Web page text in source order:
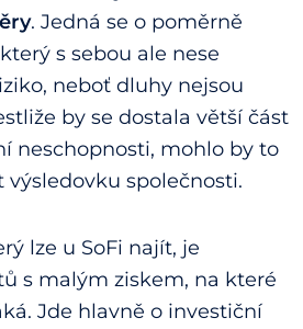
. Jedná se o poměrně
s sebou ale nese
neboť dluhy nejsou
by se dostala větší část
neschopnosti, mohlo by to
společnosti.
lze u SoFi najít, je
s malým ziskem, na které
Jde hlavně o investiční